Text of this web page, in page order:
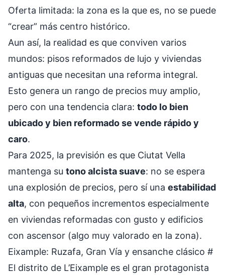
Oferta limitada: la zona es la que es, no se puede
“crear” más centro histórico.
Aun así, la realidad es que conviven varios
mundos: pisos reformados de lujo y viviendas
antiguas que necesitan una reforma integral.
Esto genera un rango de precios muy amplio,
pero con una tendencia clara: todo lo bien
ubicado y bien reformado se vende rápido y
caro.
Para 2025, la previsión es que Ciutat Vella
mantenga su tono alcista suave: no se espera
una explosión de precios, pero sí una estabilidad
alta, con pequeños incrementos especialmente
en viviendas reformadas con gusto y edificios
con ascensor (algo muy valorado en la zona).
Eixample: Ruzafa, Gran Vía y ensanche clásico #
El distrito de L’Eixample es el gran protagonista